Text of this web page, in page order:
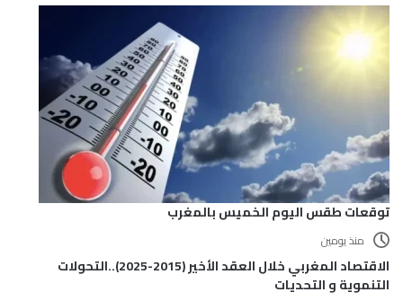
توقعات طقس اليوم الخميس بالمغرب
منذ يومين
الاقتصاد المغربي خلال العقد الأخير (2015-2025)..التحولات
التنموية و التحديات